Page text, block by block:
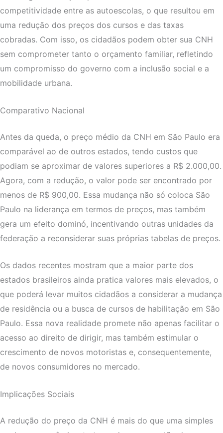
competitividade entre as autoescolas, o que resultou em
uma redução dos preços dos cursos e das taxas
cobradas. Com isso, os cidadãos podem obter sua CNH
sem comprometer tanto o orçamento familiar, refletindo
um compromisso do governo com a inclusão social e a
mobilidade urbana.
Comparativo Nacional
Antes da queda, o preço médio da CNH em São Paulo era
comparável ao de outros estados, tendo custos que
podiam se aproximar de valores superiores a R$ 2.000,00.
Agora, com a redução, o valor pode ser encontrado por
menos de R$ 900,00. Essa mudança não só coloca São
Paulo na liderança em termos de preços, mas também
gera um efeito dominó, incentivando outras unidades da
federação a reconsiderar suas próprias tabelas de preços.
Os dados recentes mostram que a maior parte dos
estados brasileiros ainda pratica valores mais elevados, o
que poderá levar muitos cidadãos a considerar a mudança
de residência ou a busca de cursos de habilitação em São
Paulo. Essa nova realidade promete não apenas facilitar o
acesso ao direito de dirigir, mas também estimular o
crescimento de novos motoristas e, consequentemente,
de novos consumidores no mercado.
Implicações Sociais
A redução do preço da CNH é mais do que uma simples